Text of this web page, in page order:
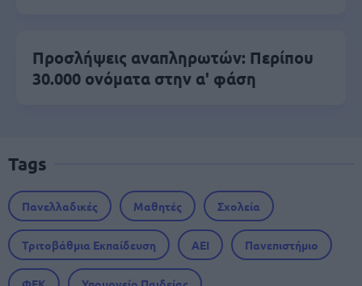
Προσλήψεις αναπληρωτών: Περίπου
30.000 ονόματα στην α' φάση
Tags
Πανελλαδικές Μαθητές Σχολεία
Τριτοβάθμια Εκπαίδευση ΑΕΙ Πανεπιστήμιο